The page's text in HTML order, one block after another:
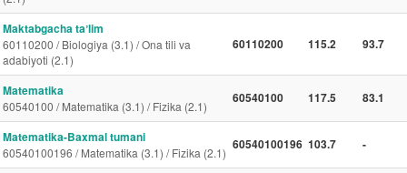
Maktabgacha taʼlim
60110200 / Biologiya (3.1) / Ona tili va
adabiyoti (2.1)
60110200 115.2 93.7
Matematika
60540100 / Matematika (3.1) / Fizika (2.1)
60540100 117.5 83.1
Matematika-Baxmal tumani
60540100196 / Matematika (3.1) / Fizika (2.1)
60540100196 103.7 -